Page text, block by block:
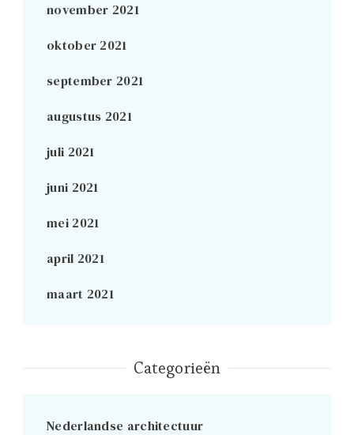
november 2021
oktober 2021
september 2021
augustus 2021
juli 2021
juni 2021
mei 2021
april 2021
maart 2021
Categorieën
Nederlandse architectuur